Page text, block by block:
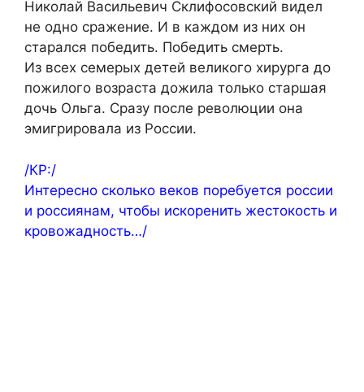
Николай Васильевич Склифосовский видел
не одно сражение. И в каждом из них он
старался победить. Победить смерть.
Из всех семерых детей великого хирурга до
пожилого возраста дожила только старшая
дочь Ольга. Сразу после революции она
эмигрировала из России.
/КР:/
Интересно сколько веков поребуется россии
и россиянам, чтобы искоренить жестокость и
кровожадность…/